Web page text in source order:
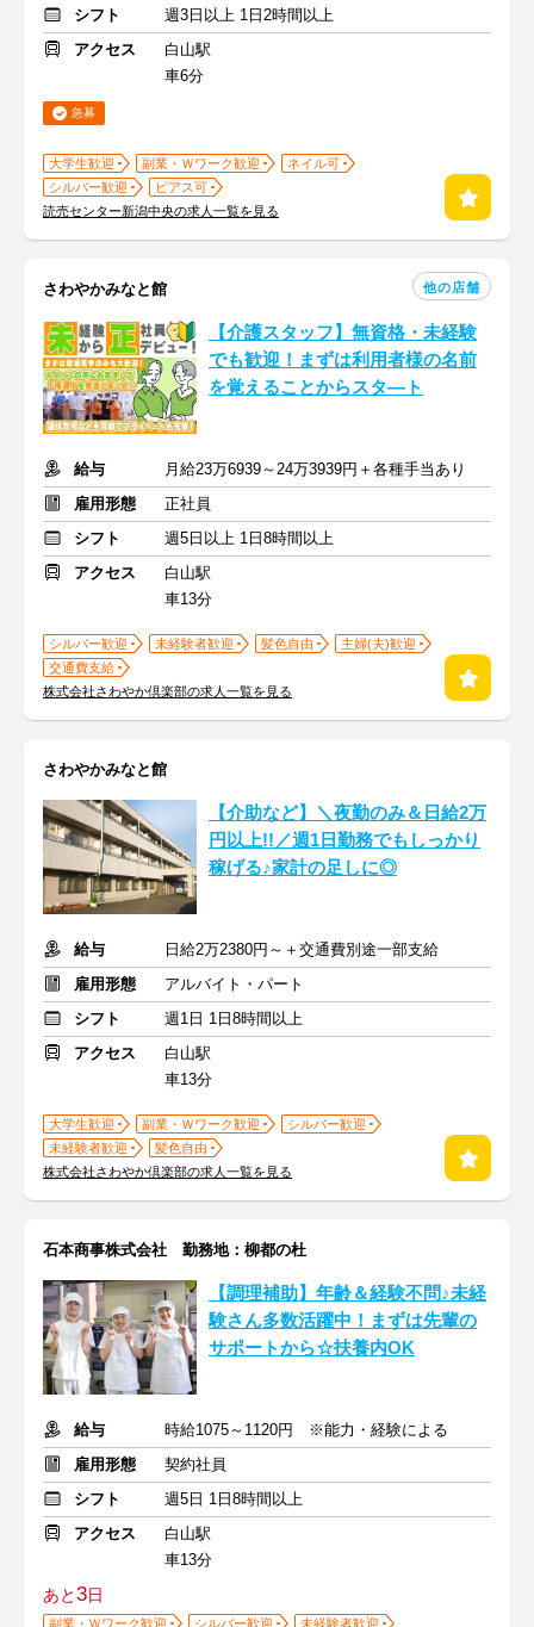
シフト
週3日以上 1日2時間以上
アクセス
白山駅
車6分
急募
大学生歓迎 副業・Ｗワーク歓迎
ネイル可
シルバー歓迎
ピアス可
読売センター新潟中央の求人一覧を見る
さわやかみなと館 他の店舗
【介護スタッフ】無資格・未経験
でも歓迎！まずは利用者様の名前
を覚えることからスタ―ト
給与
月給23万6939～24万3939円＋各種手当あり
雇用形態
正社員
シフト
週5日以上 1日8時間以上
アクセス
白山駅
車13分
シルバー歓迎 未経験者歓迎 髪色自由
主婦(夫)歓迎
交通費支給
株式会社さわやか倶楽部の求人一覧を見る
さわやかみなと館
【介助など】＼夜勤のみ＆日給2万
円以上!!／週1日勤務でもしっかり
稼げる♪家計の足しに◎
給与
日給2万2380円～＋交通費別途一部支給
雇用形態
アルバイト・パート
シフト
週1日 1日8時間以上
アクセス
白山駅
車13分
大学生歓迎 副業・Ｗワーク歓迎
シルバー歓迎
未経験者歓迎
髪色自由
株式会社さわやか倶楽部の求人一覧を見る
石本商事株式会社 勤務地：柳都の杜
【調理補助】年齢＆経験不問♪未経
験さん多数活躍中！まずは先輩の
サポートから☆扶養内OK
給与
時給1075～1120円 ※能力・経験による
雇用形態
契約社員
シフト
週5日 1日8時間以上
アクセス
白山駅
車13分
あと3日
副業・Ｗワーク歓迎 シルバー歓迎
未経験者歓迎